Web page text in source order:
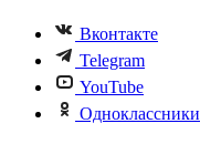
Вконтакте
Telegram
YouTube
Одноклассники